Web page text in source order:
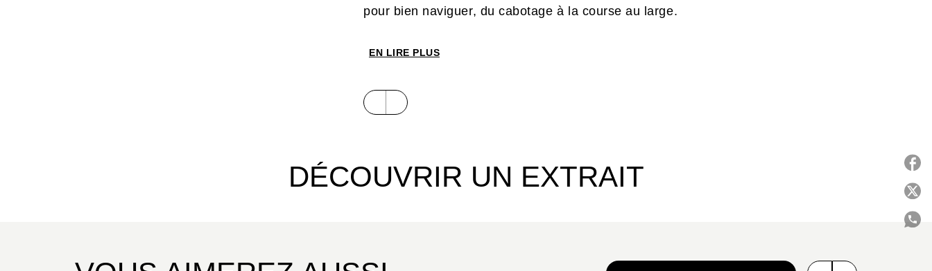
pour bien naviguer, du cabotage à la course au large.
EN LIRE PLUS
DÉCOUVRIR UN EXTRAIT